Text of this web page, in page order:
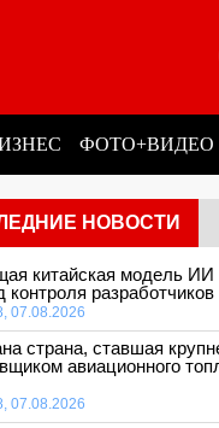
ФОТО+ВИДЕО
НОВОСТИ
китайская модель ИИ
контроля разработчиков
07.08.2026
страна, ставшая
авиационного
07.08.2026